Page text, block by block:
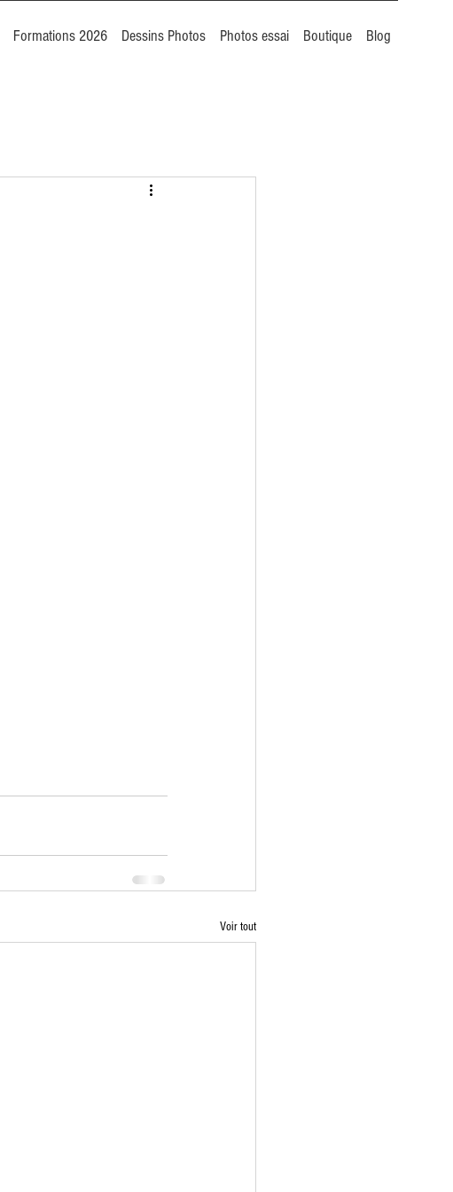
Formations 2026 Dessins Photos Photos essai Boutique Blog
Voir tout